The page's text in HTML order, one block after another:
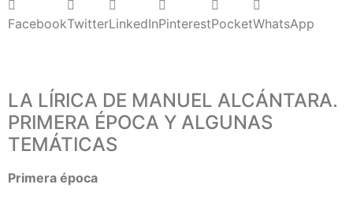
FacebookTwitterLinkedInPinterestPocketWhatsApp
LA LÍRICA DE MANUEL ALCÁNTARA.
PRIMERA ÉPOCA Y ALGUNAS
TEMÁTICAS
Primera época